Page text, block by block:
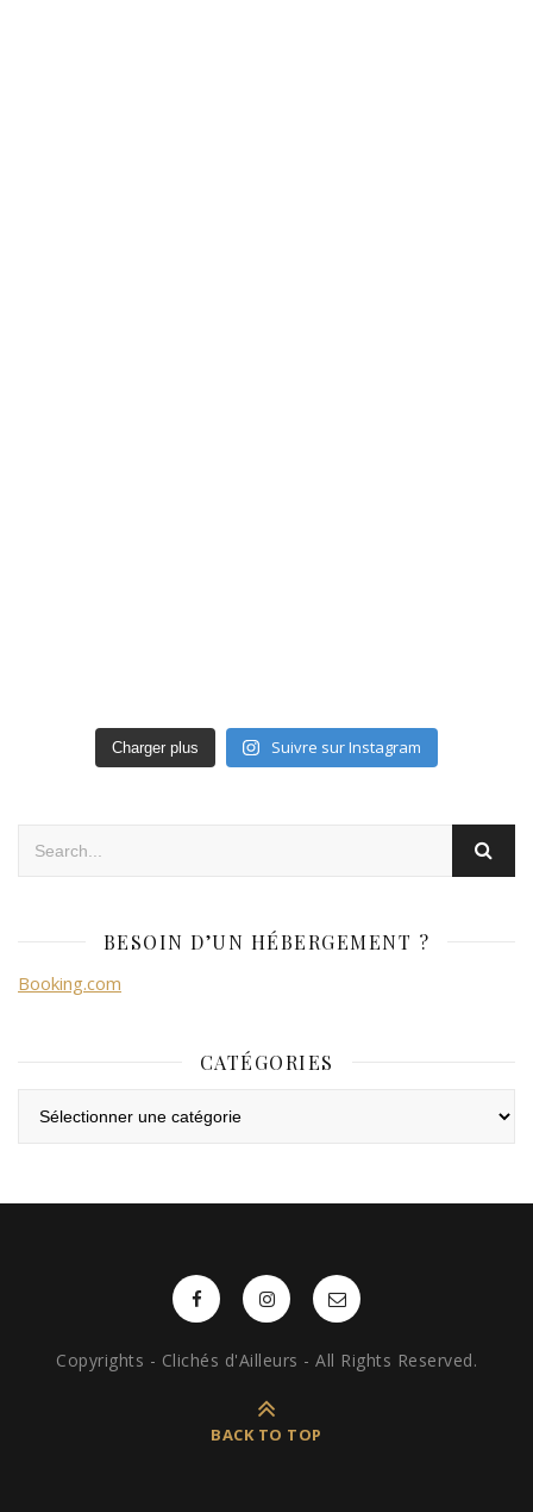
Charger plus Suivre sur Instagram
BESOIN D’UN HÉBERGEMENT ?
Booking.com
CATÉGORIES
Copyrights - Clichés d'Ailleurs - All Rights Reserved.
BACK TO TOP